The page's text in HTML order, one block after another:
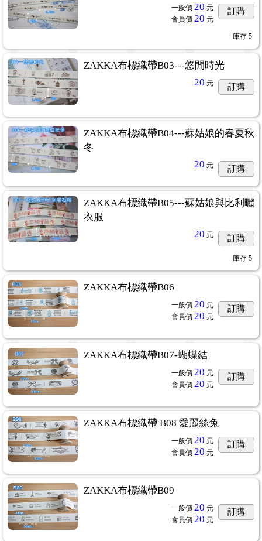
一般價 20 元
會員價 20 元
訂購
庫存 5
ZAKKA布標織帶B03---悠閒時光
20 元 訂購
ZAKKA布標織帶B04---蘇姑娘的春夏秋
冬
20 元 訂購
ZAKKA布標織帶B05---蘇姑娘與比利曬
衣服
20 元 訂購
庫存 5
ZAKKA布標織帶B06
一般價 20 元
會員價 20 元
訂購
ZAKKA布標織帶B07-蝴蝶結
一般價 20 元
會員價 20 元
訂購
ZAKKA布標織帶 B08 愛麗絲兔
一般價 20 元
會員價 20 元
訂購
ZAKKA布標織帶B09
一般價 20 元
會員價 20 元
訂購